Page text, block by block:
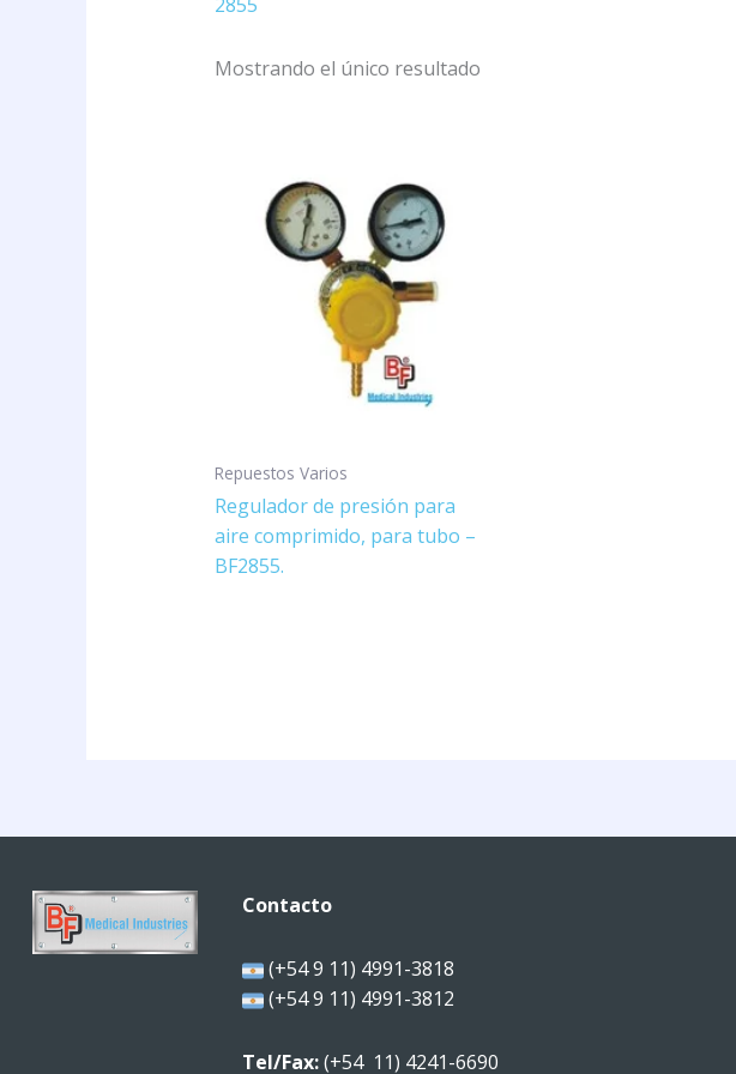
Mostrando el único resultado
Repuestos Varios
Regulador de presión para
aire comprimido, para tubo –
BF2855.
Contacto
(+54 9 11) 4991-3818
(+54 9 11) 4991-3812
Tel/Fax:(+54 11) 4241-6690